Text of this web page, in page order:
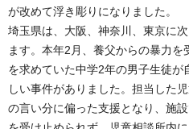
が改めて浮き彫りになりました。
埼玉県は、大阪、神奈川、東京に
ます。本年2月、養父からの暴力
を求めていた中学2年の男子生徒が
しい事件がありました。担当した
の言い分に偏った支援となり、施